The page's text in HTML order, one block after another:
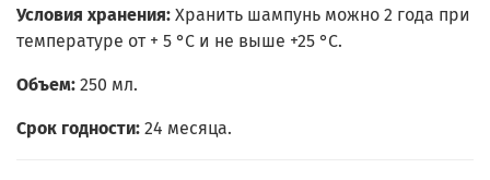
Условия хранения: Хранить шампунь можно 2 года при
температуре от + 5 °С и не выше +25 °С.
Объем: 250 мл.
Срок годности: 24 месяца.